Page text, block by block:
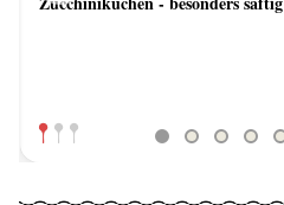
Previous